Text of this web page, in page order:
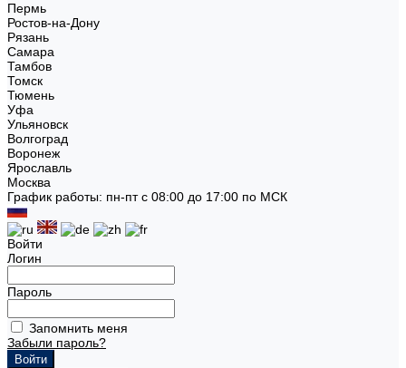
Пермь
Ростов-на-Дону
Рязань
Самара
Тамбов
Томск
Тюмень
Уфа
Ульяновск
Волгоград
Воронеж
Ярославль
Москва
График работы: пн-пт с 08:00 до 17:00 по МСК
Войти
Логин
Пароль
Запомнить меня
Забыли пароль?